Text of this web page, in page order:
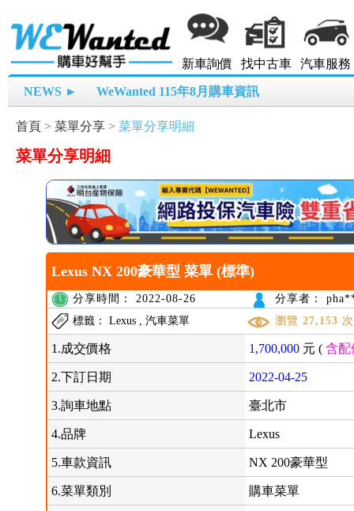
新車詢價 找中古車 汽車服務
NEWS ► WeWanted 115年8月購車資訊
首頁 > 菜單分享 > 菜單分享明細
菜單分享明細
Lexus NX 200豪華型 菜單 (標準)
分享時間： 2022-08-26
分享者：
標籤： Lexus , 汽車菜單
瀏覽 27,153 次
1.成交價格 1,700,000 元 (含配
2.下訂日期 2022-04-25
3.詢車地點 臺北市
4.品牌 Lexus
5.車款資訊 NX 200豪華型
6.菜單類別 購車菜單